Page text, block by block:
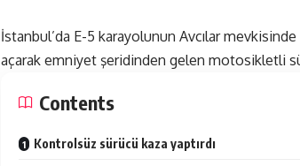
İstanbul’da E-5 karayolunun Avcılar
açarak emniyet şeridinden gelen motosikletli
Contents
Kontrolsüz sürücü kaza yaptırdı